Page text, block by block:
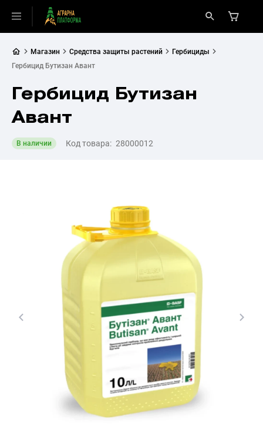
Магазин Средства защиты растений
Гербициды
Гербицид Бутизан Авант
Гербицид Бутизан
Авант
В наличии Код товара: 28000012